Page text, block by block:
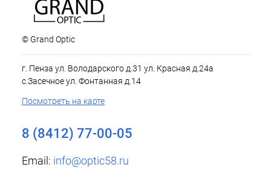
© Grand Optic
г. Пенза ул. Володарского д.31 ул. Красная д.24а
с.Засечное ул. Фонтанная д.14
Посмотреть на карте
8 (8412) 77-00-05
Email: info@optic58.ru